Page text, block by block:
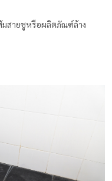
มสายชูหรือผลิตภัณฑ์ล้าง